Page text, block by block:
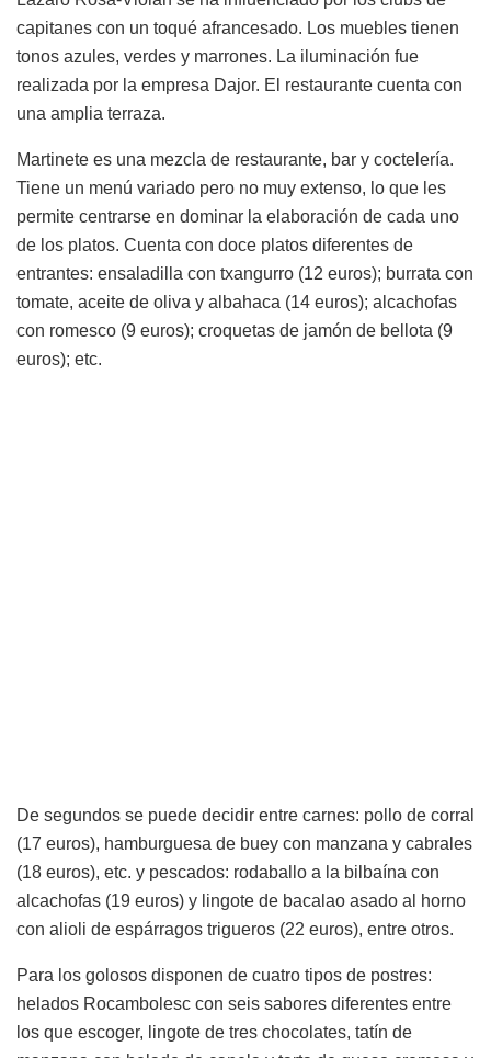
capitanes con un toqué afrancesado. Los muebles tienen
tonos azules, verdes y marrones. La iluminación fue
realizada por la empresa Dajor. El restaurante cuenta con
una amplia terraza.
Martinete es una mezcla de restaurante, bar y coctelería.
Tiene un menú variado pero no muy extenso, lo que les
permite centrarse en dominar la elaboración de cada uno
de los platos. Cuenta con doce platos diferentes de
entrantes: ensaladilla con txangurro (12 euros); burrata con
tomate, aceite de oliva y albahaca (14 euros); alcachofas
con romesco (9 euros); croquetas de jamón de bellota (9
euros); etc.
De segundos se puede decidir entre carnes: pollo de corral
(17 euros), hamburguesa de buey con manzana y cabrales
(18 euros), etc. y pescados: rodaballo a la bilbaína con
alcachofas (19 euros) y lingote de bacalao asado al horno
con alioli de espárragos trigueros (22 euros), entre otros.
Para los golosos disponen de cuatro tipos de postres:
helados Rocambolesc con seis sabores diferentes entre
los que escoger, lingote de tres chocolates, tatín de